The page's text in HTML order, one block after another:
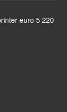
euro 5 220